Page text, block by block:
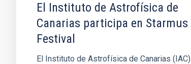
El Instituto de Astrofísica de
Canarias participa en Starmus
Festival
El Instituto de Astrofísica de Canarias (IAC)